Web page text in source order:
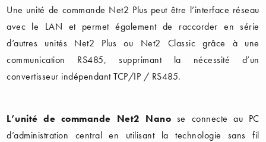
Une unité de commande Net2 Plus peut être l’interface réseau
avec le LAN et permet également de raccorder en série
d’autres unités Net2 Plus ou Net2 Classic grâce à une
communication RS485, supprimant la nécessité d’un
convertisseur indépendant TCP/IP / RS485.
L’unité de commande Net2 Nano se connecte au PC
d’administration central en utilisant la technologie sans fil